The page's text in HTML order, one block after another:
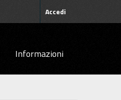
Accedi
Informazioni